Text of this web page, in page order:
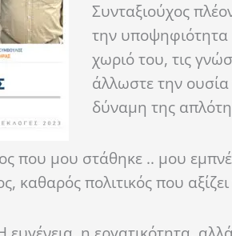
Συνταξιούχος
την υποψηφιότητα
χωριό του, τις
άλλωστε την ουσία
δύναμη της
που μου στάθηκε .. μου
καθαρός πολιτικός που